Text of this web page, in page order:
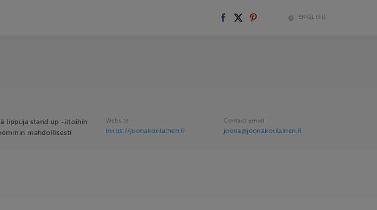
ENGLISH
lippuja stand up -iltoihin
mahdollisesti
Website
https://joonakotilainen.fi
Contact email
joona@joonakotilainen.fi